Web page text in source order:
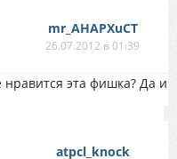
mr_AHAPXuCT
26.07.2012 в 01:39
эта фишка? Да и
atpcl_knock